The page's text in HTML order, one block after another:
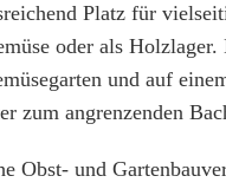
Platz für
oder als
und auf
zum angrenzenden
Obst- und